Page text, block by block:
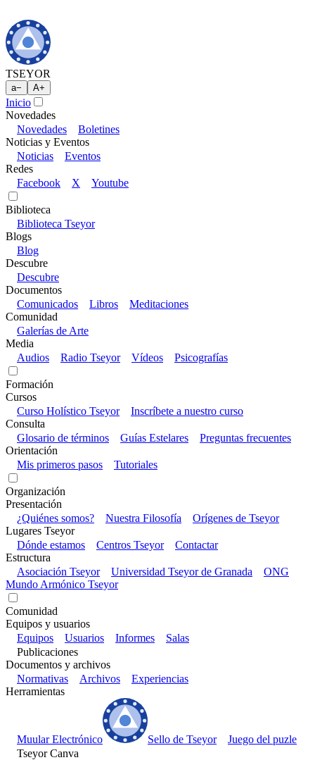
TSEYOR
a− A+
Inicio
Novedades
Novedades
Boletines
Noticias y Eventos
Noticias
Eventos
Redes
Facebook
X Youtube
Biblioteca
Biblioteca Tseyor
Blogs
Blog
Descubre
Descubre
Documentos
Comunicados
Libros
Meditaciones
Comunidad
Galerías de Arte
Media
Audios
Radio Tseyor Vídeos Psicografías
Formación
Cursos
Curso Holístico Tseyor
Inscríbete a nuestro curso
Consulta
Glosario de términos
Guías Estelares
Preguntas frecuentes
Orientación
Mis primeros pasos
Tutoriales
Organización
Presentación
¿Quiénes somos?
Nuestra Filosofía
Orígenes de Tseyor
Lugares Tseyor
Dónde estamos
Centros Tseyor
Contactar
Estructura
Asociación Tseyor
Universidad Tseyor de Granada
ONG
Mundo Armónico Tseyor
Comunidad
Equipos y usuarios
Equipos
Usuarios Informes
Salas
Publicaciones
Documentos y archivos
Normativas
Archivos
Experiencias
Herramientas
Muular Electrónico Sello de Tseyor
Juego del puzle
Tseyor Canva